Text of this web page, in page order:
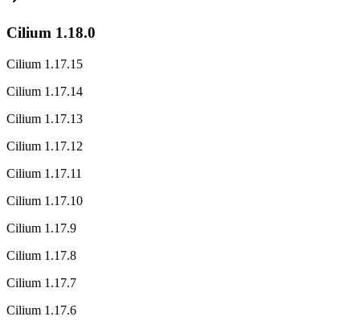
Cilium 1.18.0
Cilium 1.17.15
Cilium 1.17.14
Cilium 1.17.13
Cilium 1.17.12
Cilium 1.17.11
Cilium 1.17.10
Cilium 1.17.9
Cilium 1.17.8
Cilium 1.17.7
Cilium 1.17.6